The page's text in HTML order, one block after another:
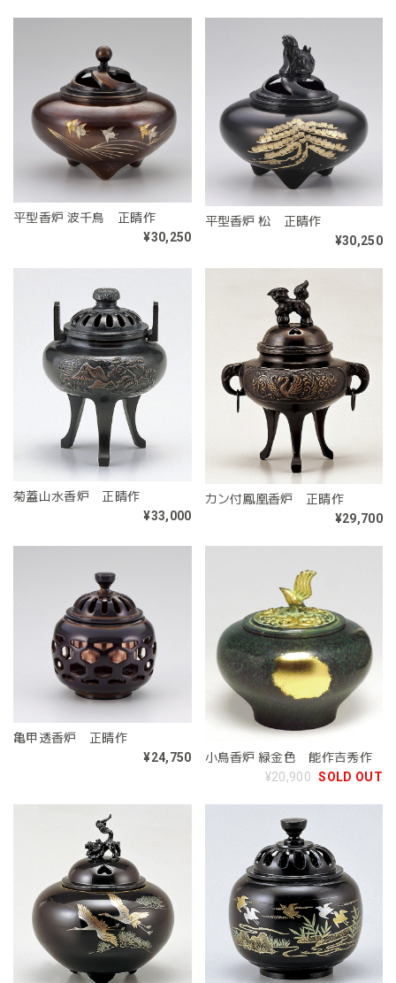
平型香炉 波千鳥 正晴作
¥30,250
平型香炉 松 正晴作
¥30,250
菊蓋山水香炉 正晴作
¥33,000
カン付鳳凰香炉 正晴作
¥29,700
亀甲透香炉 正晴作
¥24,750
小鳥香炉 緑金色 能作吉秀作
¥20,900 SOLD OUT